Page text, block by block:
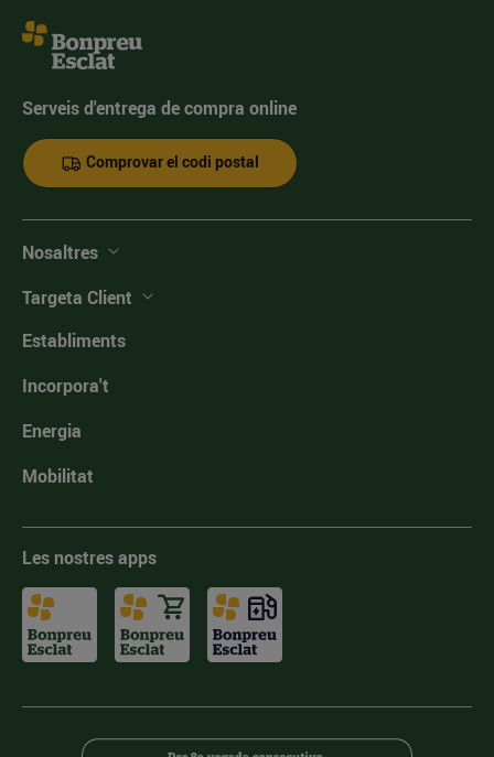
Serveis d'entrega de compra online
Comprovar el codi postal
Nosaltres
Targeta Client
Establiments
Incorpora't
Energia
Mobilitat
Les nostres apps